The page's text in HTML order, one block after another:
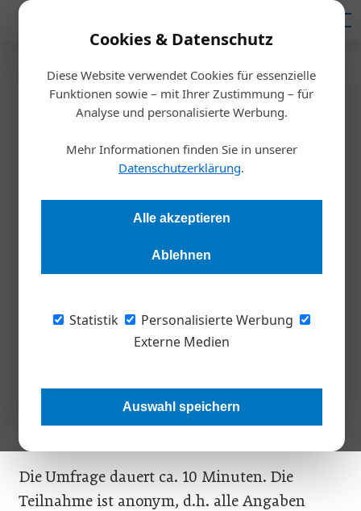
Cookies & Datenschutz
Diese Website verwendet Cookies für essenzielle
Funktionen sowie – mit Ihrer Zustimmung – für
Analyse und personalisierte Werbung.
Mehr Informationen finden Sie in unserer
Datenschutzerklärung.
Alle akzeptieren
Ablehnen
Statistik
Personalisierte Werbung
Externe Medien
Auswahl speichern
Startseite/Meldungen
Umfrage
Taugen Podcasts zur
Unternehmenskommunikation?
Redaktion Die Wirtschaft
Podcasts erfreuen sich großer Beliebtheit. Aber taugen Sie
Eine aktuelle Umfrage der Fachhochschule
Podcasts als Kommunikationsmittel künftig
verstärkt einsetzen wollen. Ihre Meinung
Die Umfrage dauert ca. 10 Minuten. Die
Teilnahme ist anonym, d.h. alle Angaben